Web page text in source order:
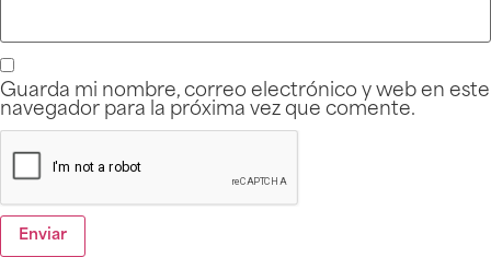
Guarda mi nombre, correo electrónico y web en este
navegador para la próxima vez que comente.